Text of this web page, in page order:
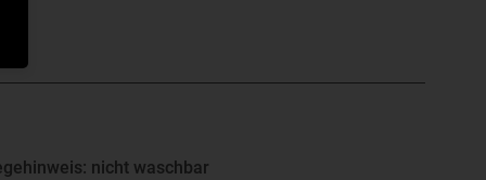
nicht waschbar